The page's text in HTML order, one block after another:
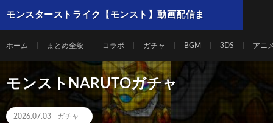
モンスターストライク【モンスト】動画配信ま
ホーム まとめ全般 コラボ ガチャ BGM 3DS アニ
モンストNARUTOガチャ
2026.07.03 ガチャ